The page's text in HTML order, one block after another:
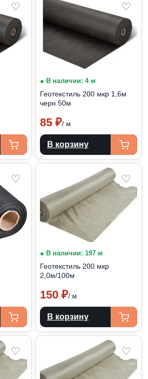
♡ ♡
● В наличии: 4 м
Геотекстиль 200 мкр 1,6м
черн 50м
85 ₽/ м
В корзину
♡ ♡
● В наличии: 197 м
Геотекстиль 200 мкр
2,0м/100м
150 ₽/ м
В корзину
♡ ♡